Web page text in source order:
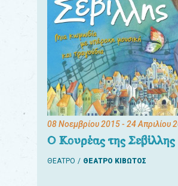
08 Νοεμβρίου 2015- 24 Απριλίου
Ο Κουρέας της Σεβίλλης
ΘΕΑΤΡΟ ΘΕΑΤΡΟ ΚΙΒΩΤΟΣ